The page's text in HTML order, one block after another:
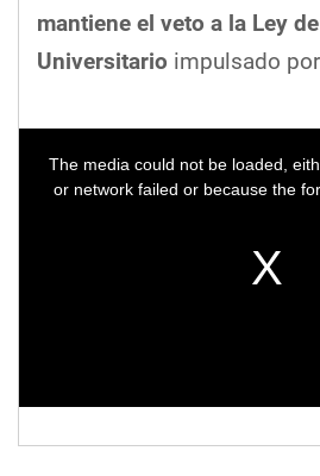
mantiene el veto a la Ley
Universitario impulsado